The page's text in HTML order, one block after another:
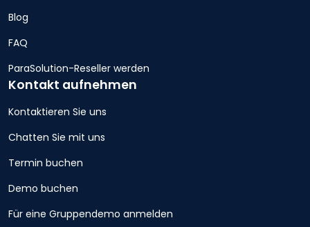
Blog
FAQ
ParaSolution-Reseller werden
Kontakt aufnehmen
Kontaktieren Sie uns
Chatten Sie mit uns
Termin buchen
Demo buchen
Für eine Gruppendemo anmelden